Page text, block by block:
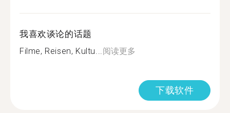
我喜欢谈论的话题
Filme, Reisen, Kultu... 阅读更多
下载软件